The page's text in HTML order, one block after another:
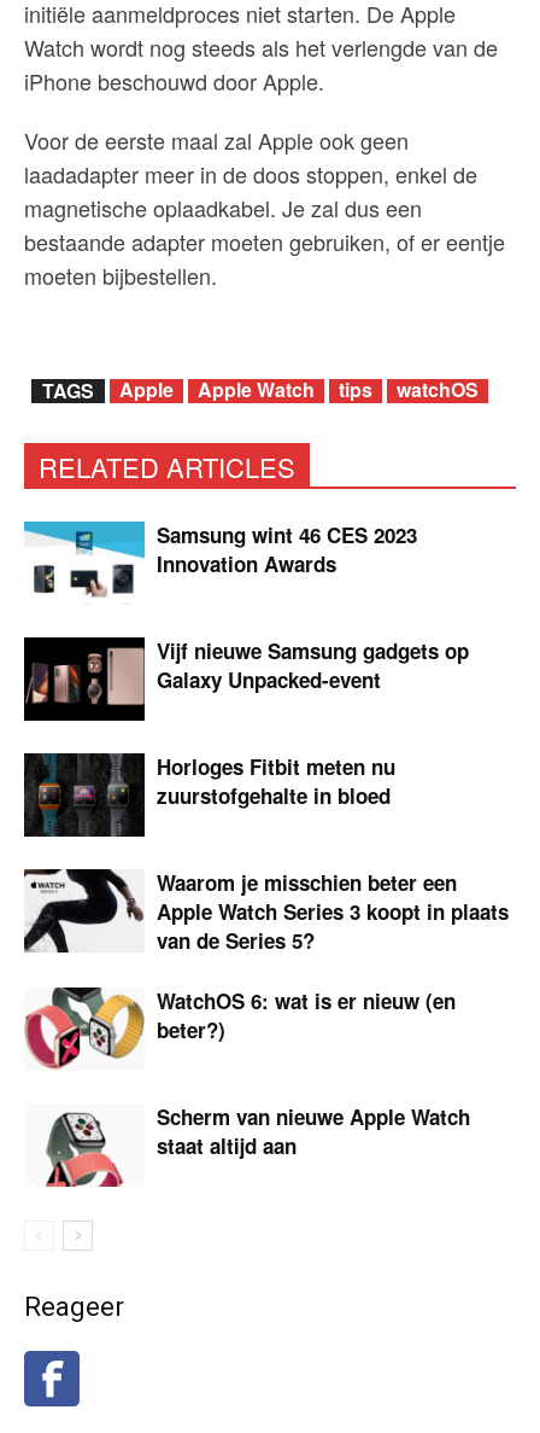
initiële aanmeldproces niet starten. De Apple
Watch wordt nog steeds als het verlengde van de
iPhone beschouwd door Apple.
Voor de eerste maal zal Apple ook geen
laadadapter meer in de doos stoppen, enkel de
magnetische oplaadkabel. Je zal dus een
bestaande adapter moeten gebruiken, of er eentje
moeten bijbestellen.
TAGS Apple Apple Watch tips watchOS
RELATED ARTICLES
Samsung wint 46 CES 2023
Innovation Awards
Vijf nieuwe Samsung gadgets op
Galaxy Unpacked-event
Horloges Fitbit meten nu
zuurstofgehalte in bloed
Waarom je misschien beter een
Apple Watch Series 3 koopt in plaats
van de Series 5?
WatchOS 6: wat is er nieuw (en
beter?)
Scherm van nieuwe Apple Watch
staat altijd aan
Reageer